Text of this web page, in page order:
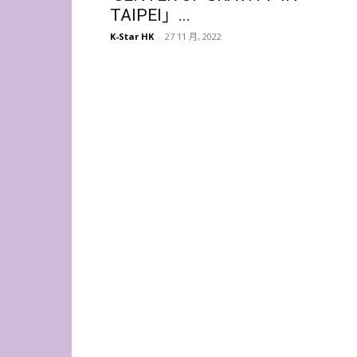
TAIPEI」...
K-Star HK - 27 11 月, 2022